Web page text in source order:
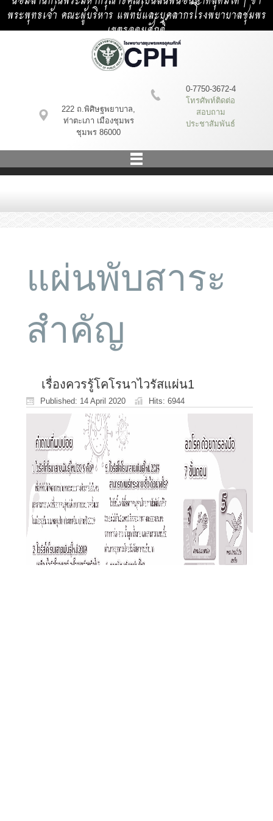
พระพุทธเจ้า คณะผู้บริหาร แพทย์และบุคลากรโรงพยาบาลชุมพร
เขตรอุดมศักดิ์
222 ถ.พิศิษฐพยาบาล,
ท่าตะเภา เมืองชุมพร
ชุมพร 86000
0-7750-3672-4
โทรศัพท์ติดต่อ
สอบถาม
ประชาสัมพันธ์
แผ่นพับสาระ
สำคัญ
เรื่องควรรู้โคโรนาไวรัสแผ่น1
Published: 14 April 2020 Hits: 6944